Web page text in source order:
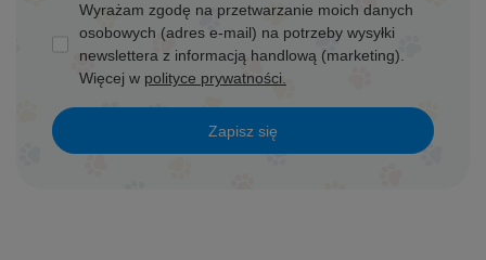
Wyrażam zgodę na przetwarzanie moich danych
osobowych (adres e-mail) na potrzeby wysyłki
newslettera z informacją handlową (marketing).
Więcej w polityce prywatności.
Zapisz się